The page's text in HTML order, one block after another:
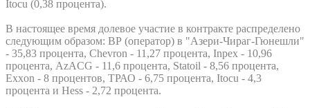
Itocu (0,38 процента).
В настоящее время долевое участие в контракте распределено
следующим образом: ВР (оператор) в "Азери-Чираг-Гюнешли"
- 35,83 процента, Chevron - 11,27 процента, Inpex - 10,96
процента, AzACG - 11,6 процента, Statoil - 8,56 процента,
Exxon - 8 процентов, ТРАО - 6,75 процента, Itocu - 4,3
процента и Hess - 2,72 процента.